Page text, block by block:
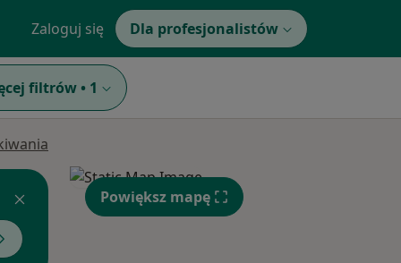
Zaloguj się Dla profesjonalistów
filtrów • 1
Powiększ mapę